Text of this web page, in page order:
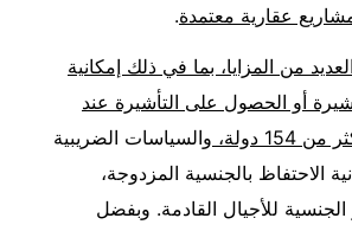
عقارية معتمدة.
من المزايا، بما في ذلك إمكانية
أو الحصول على التأشيرة عند
دولة،
والسياسات الضريبية
الاحتفاظ بالجنسية المزدوجة،
الجنسية للأجيال القادمة. وبفضل